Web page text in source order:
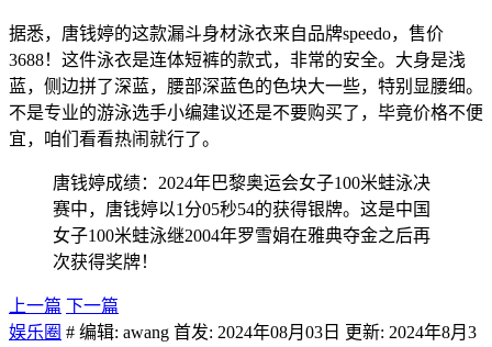
据悉，唐钱婷的这款漏斗身材泳衣来自品牌speedo，售价
3688！这件泳衣是连体短裤的款式，非常的安全。大身是浅
蓝，侧边拼了深蓝，腰部深蓝色的色块大一些，特别显腰细。
不是专业的游泳选手小编建议还是不要购买了，毕竟价格不便
宜，咱们看看热闹就行了。
唐钱婷成绩：2024年巴黎奥运会女子100米蛙泳决
赛中，唐钱婷以1分05秒54的获得银牌。这是中国
女子100米蛙泳继2004年罗雪娟在雅典夺金之后再
次获得奖牌！
上一篇 下一篇
娱乐圈 # 编辑: awang 首发: 2024年08月03日 更新: 2024年8月3